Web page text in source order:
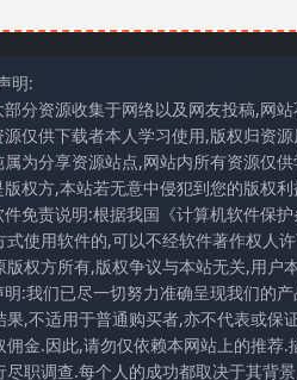
明:
分资源收集于网络以及网友投稿,网
仅供下载者本人学习使用,版权归资
为分享资源站点,网站内所有资源仅
权方,本站若无意中侵犯到您的版权
件免责说明:根据我国《计算机软件保
式使用软件的,可以不经软件著作权人
版权方所有,版权争议与本站无关,用户
:我们已尽一切努力准确呈现我们的
果,不适用于普通购买者,亦不代表或保
佣金.因此,请勿仅依赖本网站上的推荐
尽职调查.每个人的成功都取决于其背